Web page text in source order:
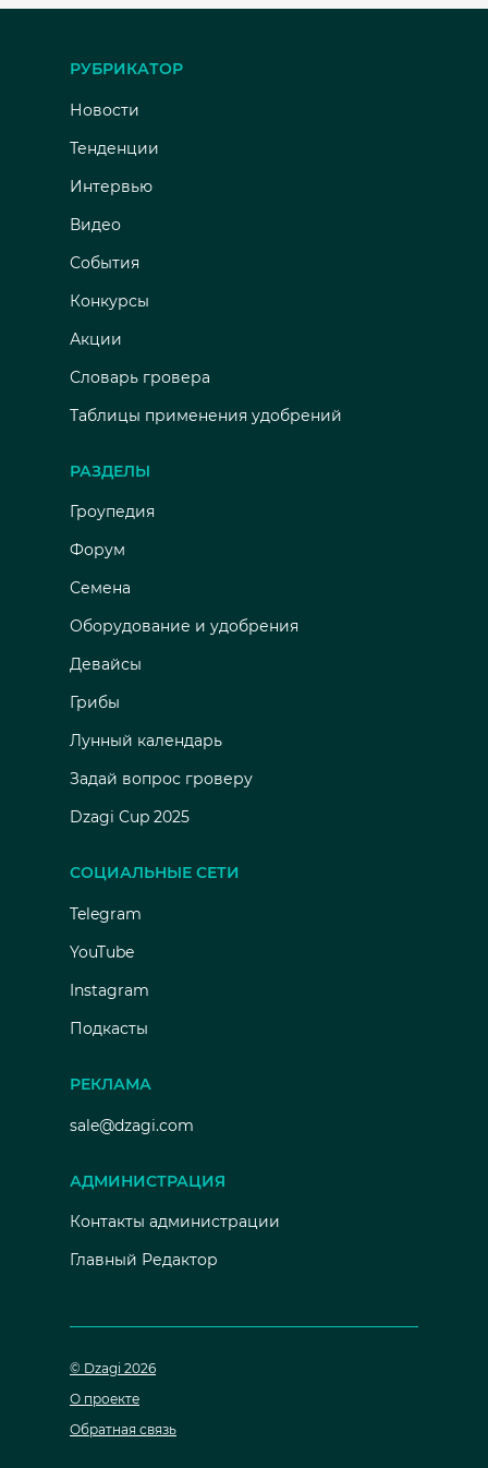
РУБРИКАТОР
Новости
Тенденции
Интервью
Видео
События
Конкурсы
Акции
Словарь гровера
Таблицы применения удобрений
РАЗДЕЛЫ
Гроупедия
Форум
Семена
Оборудование и удобрения
Девайсы
Грибы
Лунный календарь
Задай вопрос гроверу
Dzagi Cup 2025
СОЦИАЛЬНЫЕ СЕТИ
Telegram
YouTube
Instagram
Подкасты
РЕКЛАМА
sale@dzagi.com
АДМИНИСТРАЦИЯ
Контакты администрации
Главный Редактор
© Dzagi 2026
О проекте
Обратная связь